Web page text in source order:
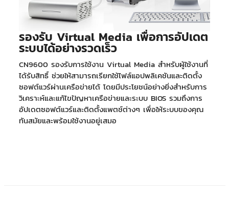
รองรับ Virtual Media เพื่อการอัปเดต
ระบบได้อย่างรวดเร็ว
CN9600 รองรับการใช้งาน Virtual Media สำหรับผู้ใช้งานที่
ได้รับสิทธิ์ ช่วยให้สามารถเรียกใช้ไฟล์แอปพลิเคชันและติดตั้ง
ซอฟต์แวร์ผ่านเครือข่ายได้ โดยมีประโยชน์อย่างยิ่งสำหรับการ
วิเคราะห์และแก้ไขปัญหาเครือข่ายและระบบ BIOS รวมถึงการ
อัปเดตซอฟต์แวร์และติดตั้งแพตช์ต่างๆ เพื่อให้ระบบของคุณ
ทันสมัยและพร้อมใช้งานอยู่เสมอ